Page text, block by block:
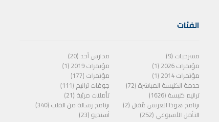
الفئات
مسرحيات (9)
مدارس أحد (20)
مؤتمرات 2026 (1)
مؤتمرات 2019 (1)
مؤتمرات 2014 (1)
مؤتمرات (177)
خدمة الكنيسة المباشرة (72)
جوقات ترانيم (111)
ترانيم كنيسة (1626)
تأملات مرئية (21)
برنامج هوذا العريس مًقبل (2)
برنامج رسالة من القلب (340)
التأمل الأسبوعي (252)
أستديو (23)